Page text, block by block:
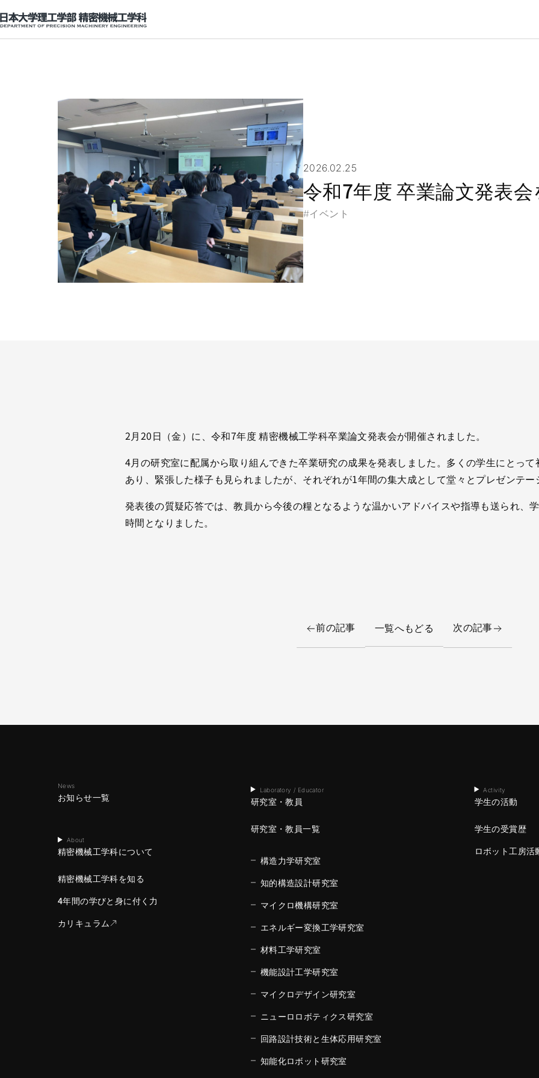
日本大学理工学部 精密機械工学科
2026.02.25
令和7年度 卒業論文発表
#イベント
2月20日（金）に、令和7年度 精密機械工学科卒業論文発表会が開催されました。
4月の研究室に配属から取り組んできた卒業研究の成果を発表しました。多くの学生にとっ
あり、緊張した様子も見られましたが、それぞれが1年間の集大成として堂々とプレゼンテ
発表後の質疑応答では、教員から今後の糧となるような温かいアドバイスや指導も送られ、
時間となりました。
前の記事 一覧へもどる 次の記事
News
お知らせ一覧
About
精密機械工学科について
精密機械工学科を知る
4年間の学びと身に付く力
カリキュラム
Laboratory / Educator
研究室・教員
研究室・教員一覧
構造力学研究室
知的構造設計研究室
マイクロ機構研究室
エネルギー変換工学研究室
材料工学研究室
機能設計工学研究室
マイクロデザイン研究室
ニューロロボティクス研究室
回路設計技術と生体応用研究室
知能化ロボット研究室
Activity
学生の活動
学生の受賞歴
ロボット工房活